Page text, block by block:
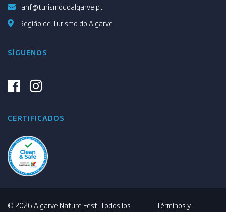
anf@turismodoalgarve.pt
Região de Turismo do Algarve
SÍGUENOS
CERTIFICADOS
© 2026 Algarve Nature Fest. Todos los
Términos y